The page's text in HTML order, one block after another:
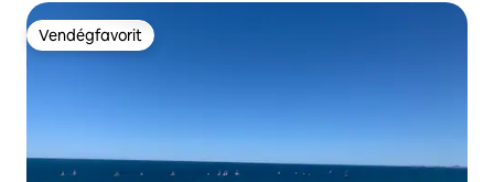
Vendégfavorit
Vendégfavorit